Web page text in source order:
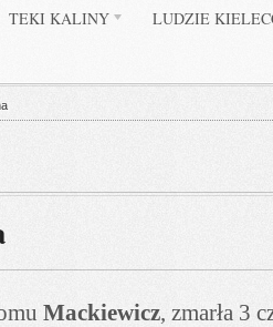
TEKI KALINY LUDZIE
Mackiewicz, zmarła 3